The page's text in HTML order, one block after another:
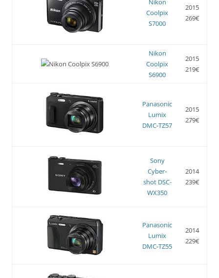
Nikon
Coolpix
S7000
2015
269€
Nikon
Coolpix
S6900
2015
219€
Panasonic
Lumix
DMC-TZ57
2015
279€
Sony
Cyber-
shot DSC-
WX350
2014
239€
Panasonic
Lumix
DMC-TZ55
2014
229€